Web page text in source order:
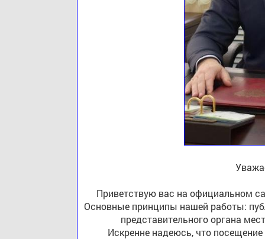
Приветствую вас на официальном
Основные принципы нашей работы:
представительного органа
Искренне надеюсь, что